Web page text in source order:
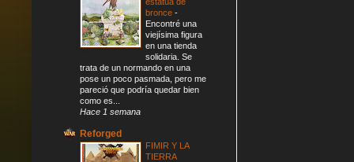
bronce -
Encontré una
viejísima figura
en una tienda
solidaria. Se
trata de un normando en una
pose un poco pasmada, pero me
pareció que podría quedar bien
como es...
Hace 1 semana
Reforged
FIMIR Y LA
TIERRA